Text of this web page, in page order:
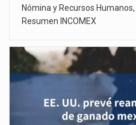
Nómina y Recursos Humanos,
Resumen INCOMEX